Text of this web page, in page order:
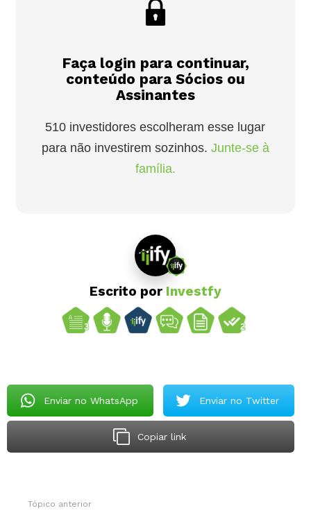
Faça login para continuar,
conteúdo para Sócios ou
Assinantes
510 investidores escolheram esse lugar
para não investirem sozinhos. Junte-se à
família.
Escrito por Investfy
Enviar no WhatsApp Enviar no Twitter
Copiar link
Tópico anterior